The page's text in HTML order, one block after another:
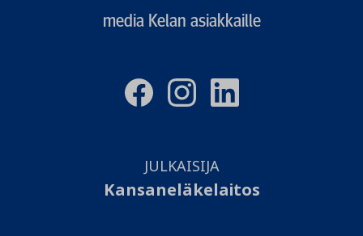
media Kelan asiakkaille
JULKAISIJA
Kansaneläkelaitos